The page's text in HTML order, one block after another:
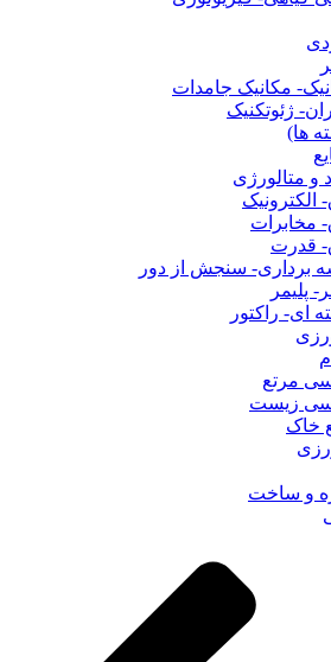
مکانیک جامدات
ژئوتکنیک
ها)
و متالورژی
مخابرات
قدرت
برداری- سنجش از دور
پلیمر
ای- راکتور
مرتع
زیست
خاک
و ساخت